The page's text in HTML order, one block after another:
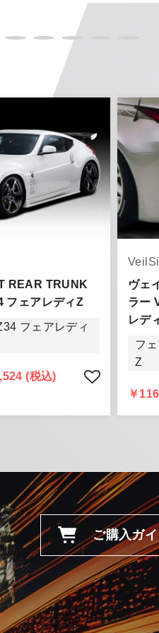
お願い致します。
ご了承ください。
了承ください。
REAR TRUNK
フェアレディZ
フェアレディ
(税込)
ヴェ
ラー
レデ
フ
Z
￥
ご購入ガ